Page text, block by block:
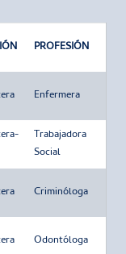
PROFESIÓN
Enfermera
Trabajadora
Social
Criminóloga
Odontóloga